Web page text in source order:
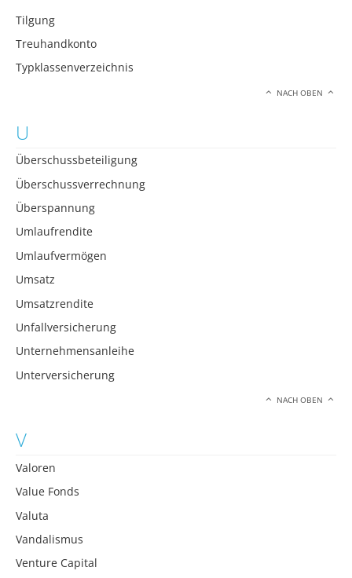
Tilgung
Treuhandkonto
Typklassenverzeichnis
NACH OBEN
U
Überschussbeteiligung
Überschussverrechnung
Überspannung
Umlaufrendite
Umlaufvermögen
Umsatz
Umsatzrendite
Unfallversicherung
Unternehmensanleihe
Unterversicherung
NACH OBEN
V
Valoren
Value Fonds
Valuta
Vandalismus
Venture Capital